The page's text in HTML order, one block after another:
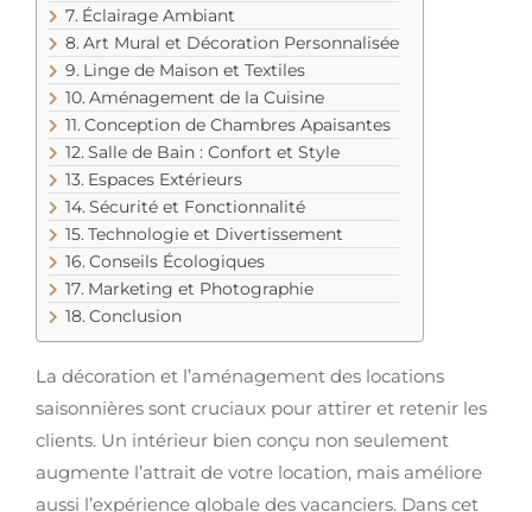
Éclairage Ambiant
Art Mural et Décoration Personnalisée
Linge de Maison et Textiles
Aménagement de la Cuisine
Conception de Chambres Apaisantes
Salle de Bain : Confort et Style
Espaces Extérieurs
Sécurité et Fonctionnalité
Technologie et Divertissement
Conseils Écologiques
Marketing et Photographie
Conclusion
La décoration et l’aménagement des locations
saisonnières sont cruciaux pour attirer et retenir les
clients. Un intérieur bien conçu non seulement
augmente l’attrait de votre location, mais améliore
aussi l’expérience globale des vacanciers. Dans cet